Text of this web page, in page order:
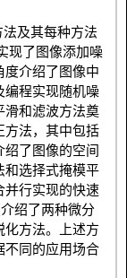
及其每种方法
现了图像添加噪
介绍了图像中
编程实现随机噪
滑和滤波方法奠
方法，其中包括
了图像的空间
和选择式掩模平
并行实现的快速
绍了两种微分
方法。上述方
不同的应用场合